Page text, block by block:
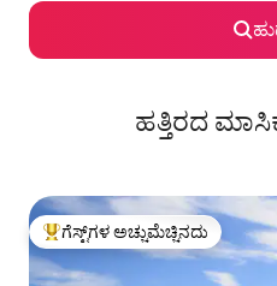
ಹತ್ತಿರದ
ಗೆಸ್ಟ್‌ಗಳಿಗೆ ಅತಿ ಹೆಚ್ಚು ಅಚ್ಚುಮೆಚ್ಚಿನದು
ಗೆಸ್ಟ್‌ಗಳ ಅಚ್ಚುಮೆಚ್ಚಿನದು